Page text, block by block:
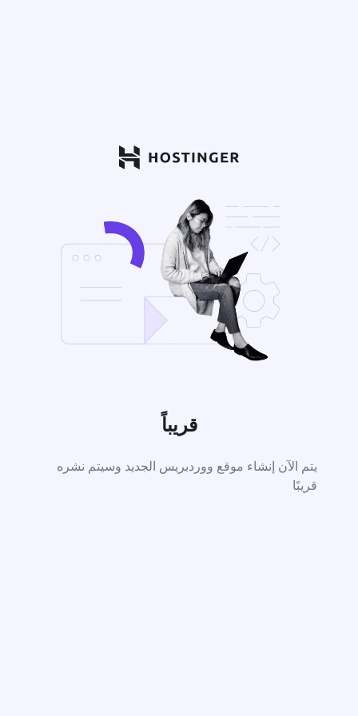
قريباً
يتم الآن إنشاء موقع ووردبريس الجديد وسيتم نشره
قريبًا